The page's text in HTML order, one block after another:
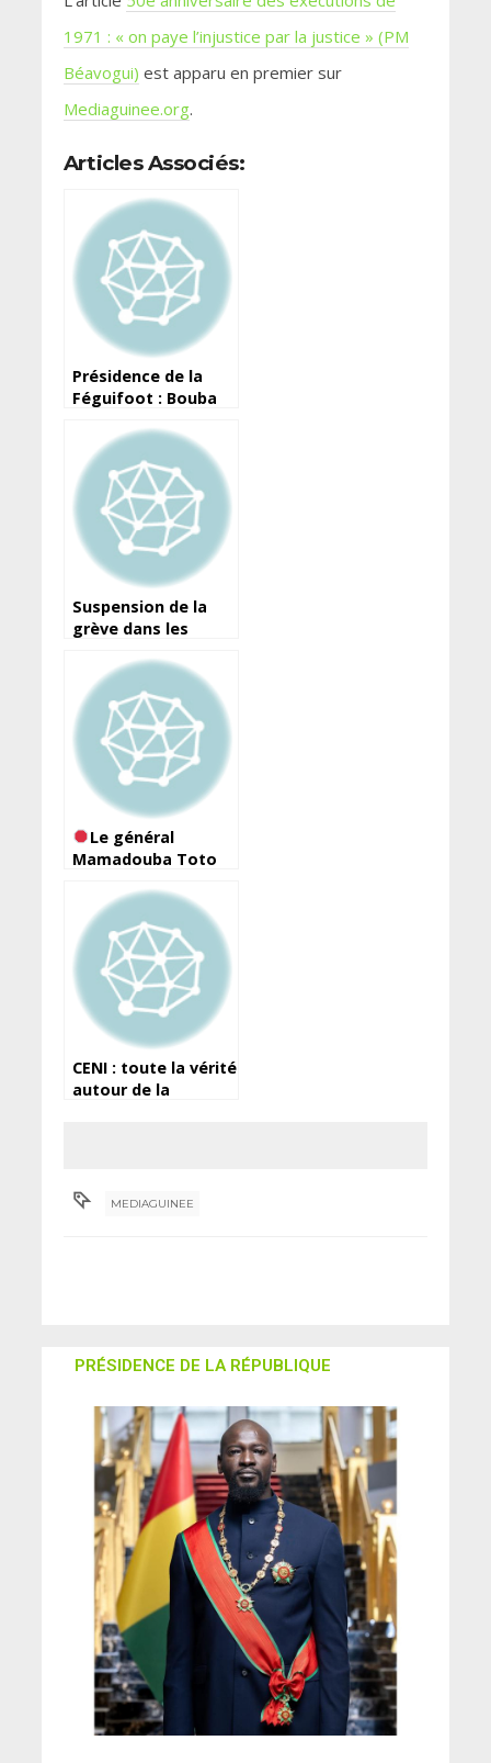
1971 : « on paye l’injustice par la justice » (PM
Béavogui) est apparu en premier sur
Mediaguinee.org.
Articles Associés:
Présidence de la
Féguifoot : Bouba
à la candidature de
KPC et AKB
Suspension de la
grève dans les
le ministre de la
Justice salue la
décision et
s’engage
Le général
Mamadouba Toto
CNDD est décédé !!!
CENI : toute la vérité
autour de la
MEDIAGUINEE
PRÉSIDENCE DE LA RÉPUBLIQUE